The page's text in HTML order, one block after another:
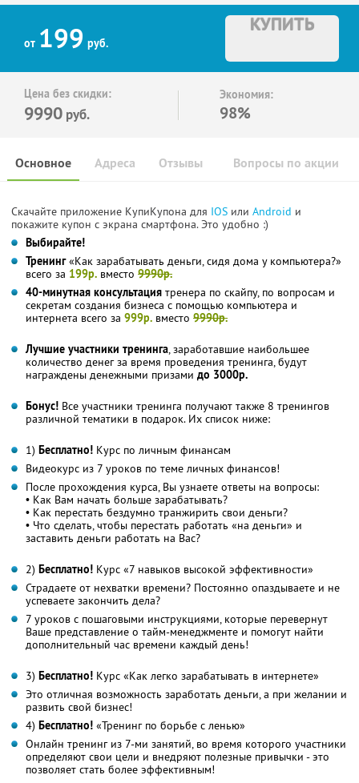
от 199 руб.
КУПИТЬ
Цена без скидки:
9990 руб.
Экономия:
98%
Основное Отзывы Вопросы по акции
Адреса
Скачайте приложение КупиКупона для IOS или Android и
покажите купон с экрана смартфона. Это удобно :)
Выбирайте!
Тренинг«Как зарабатывать деньги, сидя дома у компьютера?»
всего за 199р. вместо 9990р.
40-минутная консультация тренера по скайпу, по вопросам и
секретам создания бизнеса с помощью компьютера и
интернета всего за 999р. вместо 9990р.
Лучшие участники тренинга, заработавшие наибольшее
количество денег за время проведения тренинга, будут
награждены денежными призами до 3000р.
Бонус! Все участники тренинга получают также 8 тренингов
различной тематики в подарок. Их список ниже:
1) Бесплатно! Курс по личным финансам
Видеокурс из 7 уроков по теме личных финансов!
После прохождения курса, Вы узнаете ответы на вопросы:
• Как Вам начать больше зарабатывать?
• Как перестать бездумно транжирить свои деньги?
• Что сделать, чтобы перестать работать «на деньги» и
заставить деньги работать на Вас?
2) Бесплатно! Курс «7 навыков высокой эффективности»
Страдаете от нехватки времени? Постоянно опаздываете и не
успеваете закончить дела?
7 уроков с пошаговыми инструкциями, которые перевернут
Ваше представление о тайм-менеджменте и помогут найти
дополнительный час времени каждый день!
3) Бесплатно! Курс «Как легко зарабатывать в интернете»
Это отличная возможность заработать деньги, а при желании и
развить свой бизнес!
4) Бесплатно! «Тренинг по борьбе с ленью»
Онлайн тренинг из 7-ми занятий, во время которого участники
определяют свои цели и внедряют полезные привычки - это
позволяет стать более эффективным!